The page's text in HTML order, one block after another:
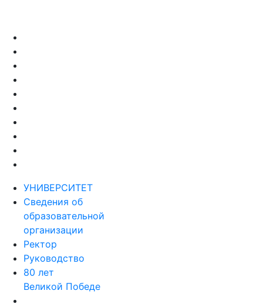
УНИВЕРСИТЕТ
Сведения об
образовательной
организации
Ректор
Руководство
80 лет
Великой Победе